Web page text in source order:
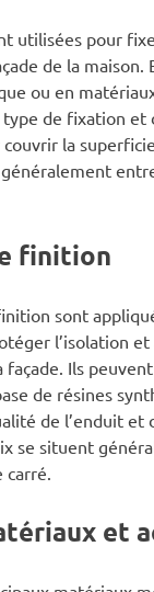
utilisées pour
de la
ou en
de fixation et
la
finition
sont
l’isolation et
Ils
de résines
de l’enduit
se situent
carré.
et